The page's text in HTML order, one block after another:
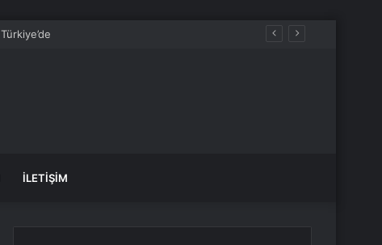
İLETIŞIM